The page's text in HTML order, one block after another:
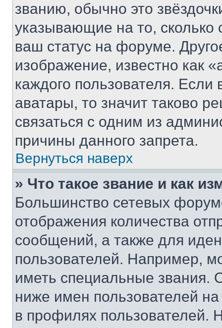
званию, обычно это
указывающие на то,
ваш статус на форуме.
изображение, известно как
каждого пользователя.
аватары, то значит таково
связаться с одним из
причины данного запрета.
Вернуться наверх
» Что такое звание и как
Большинство сетевых
отображения количества
сообщений, а также для
пользователей. Например,
иметь специальные звания.
ниже имен пользователей
в профилях